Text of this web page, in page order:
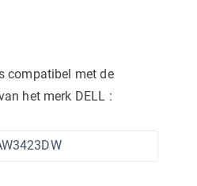
compatibel met de
het merk DELL :